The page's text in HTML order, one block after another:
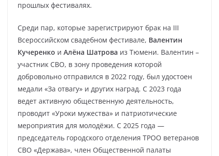
прошлых фестивалях.
Среди пар, которые зарегистрируют брак на III
Всероссийском свадебном фестивале, Валентин
Кучеренко и Алёна Шатрова из Тюмени. Валентин –
участник СВО, в зону проведения которой
добровольно отправился в 2022 году, был удостоен
медали «За отвагу» и других наград. С 2023 года
ведет активную общественную деятельность,
проводит «Уроки мужества» и патриотические
мероприятия для молодёжи. С 2025 года —
председатель городского отделения ТРОО ветеранов
СВО «Держава», член Общественной палаты